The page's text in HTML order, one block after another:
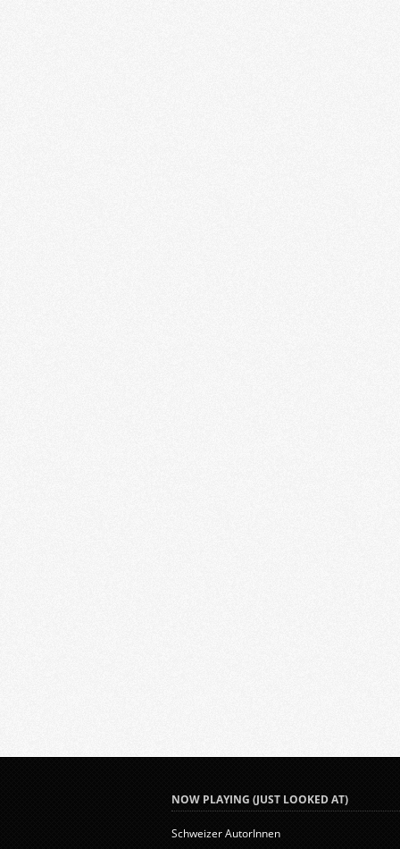
NOW PLAYING (JUST LOOKED AT)
Schweizer AutorInnen